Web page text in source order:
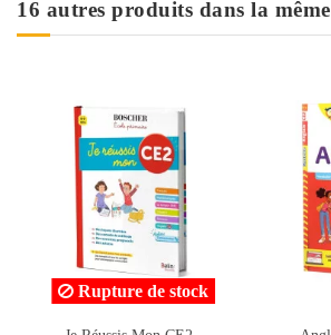
16 autres produits dans la